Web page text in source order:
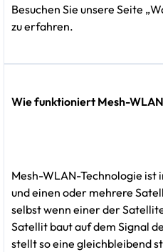
Besuchen Sie unsere Seite
zu erfahren.
Wie funktioniert Mesh-
Mesh-WLAN-Technologie ist
und einen oder mehrere
selbst wenn einer der
Satellit baut auf dem Signal
stellt so eine gleichbleibend